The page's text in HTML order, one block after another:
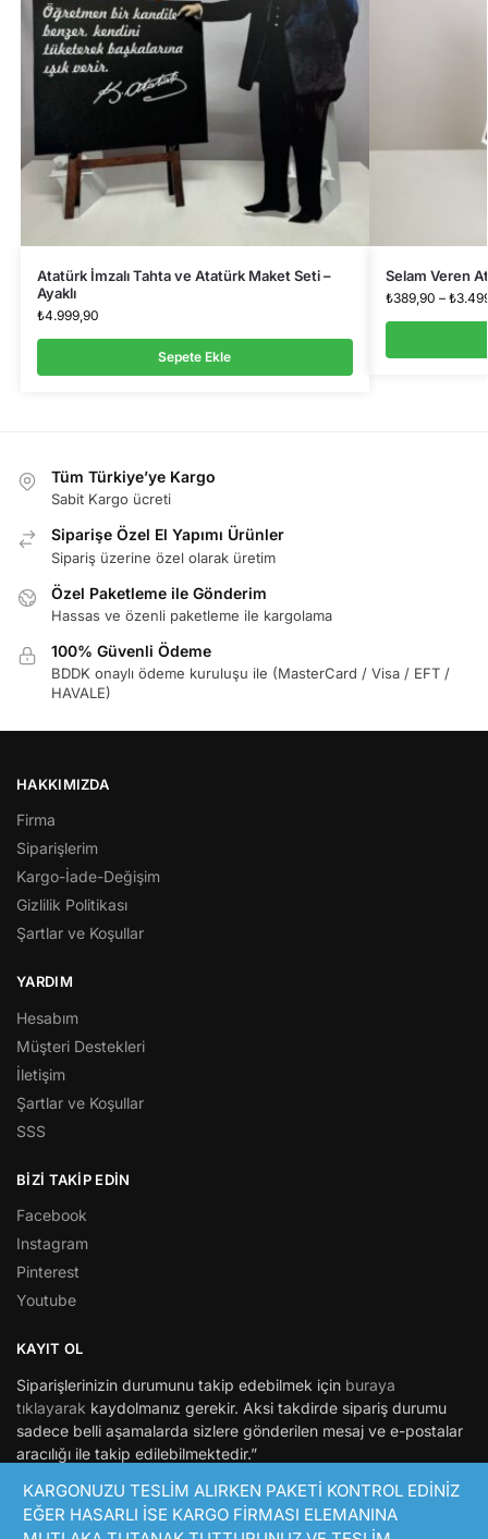
KARGONUZU TESLİM ALIRKEN PAKETİ KONTROL EDİNİZ
EĞER HASARLI İSE KARGO FİRMASI ELEMANINA
Atatürk İmzalı Tahta ve Atatürk Maket Seti –
Ayaklı
₺4.999,90
Sepete Ekle
Selam Veren
₺389,90 – ₺
Tüm Türkiye’ye Kargo
Sabit Kargo ücreti
Siparişe Özel El Yapımı Ürünler
Sipariş üzerine özel olarak üretim
Özel Paketleme ile Gönderim
Hassas ve özenli paketleme ile kargolama
100% Güvenli Ödeme
BDDK onaylı ödeme kuruluşu ile (MasterCard / Visa / EFT /
HAVALE)
HAKKIMIZDA
Firma
Siparişlerim
Kargo-İade-Değişim
Gizlilik Politikası
Şartlar ve Koşullar
YARDIM
Hesabım
Müşteri Destekleri
İletişim
Şartlar ve Koşullar
SSS
BİZİ TAKİP EDİN
Facebook
Instagram
Pinterest
Youtube
KAYIT OL
Siparişlerinizin durumunu takip edebilmek için buraya
tıklayarak kaydolmanız gerekir. Aksi takdirde sipariş durumu
sadece belli aşamalarda sizlere gönderilen mesaj ve e-postalar
aracılığı ile takip edilebilmektedir.”
© Hepsimaket 2021
Bir Niceyaslara.com markasıdır.